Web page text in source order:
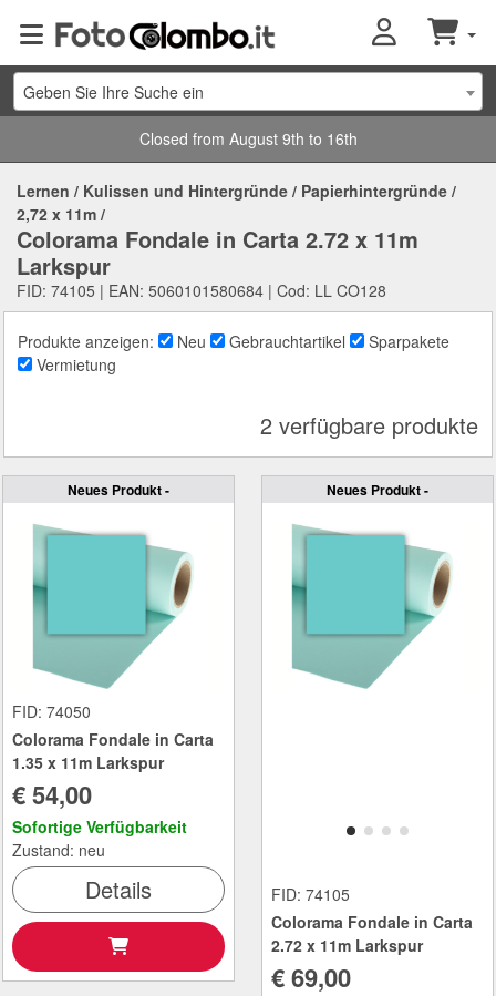
Geben Sie Ihre Suche ein
Closed from August 9th to 16th
Lernen / Kulissen und Hintergründe / Papierhintergründe /
2,72 x 11m /
Colorama Fondale in Carta 2.72 x 11m
Larkspur
FID: 74105 | EAN: 5060101580684 | Cod: LL CO128
Produkte anzeigen: Neu Gebrauchtartikel
Sparpakete
Vermietung
2 verfügbare produkte
Neues Produkt -
FID: 74050
Colorama Fondale in Carta
1.35 x 11m Larkspur
€ 54,00
Sofortige Verfügbarkeit
Zustand: neu
Details
Neues Produkt -
FID: 74105
Colorama Fondale in Carta
2.72 x 11m Larkspur
€ 69,00